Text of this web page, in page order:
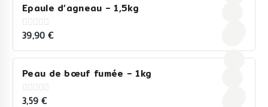
Epaule d’agneau – 1,5kg
0
of
5
39,90 €
Peau de bœuf fumée – 1kg
0
3,59 €